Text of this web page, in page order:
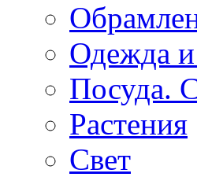
Одежда и
Посуда.
Растения
Свет